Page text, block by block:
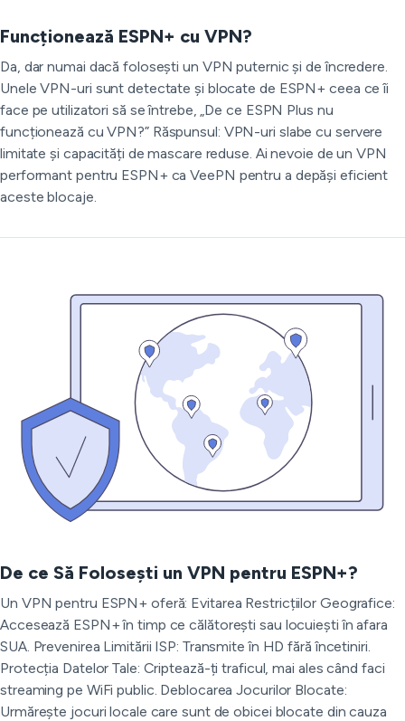
Funcționează ESPN+ cu VPN?
Da, dar numai dacă folosești un VPN puternic și de încredere.
Unele VPN-uri sunt detectate și blocate de ESPN+ ceea ce îi
face pe utilizatori să se întrebe, „De ce ESPN Plus nu
funcționează cu VPN?” Răspunsul: VPN-uri slabe cu servere
limitate și capacități de mascare reduse. Ai nevoie de un VPN
performant pentru ESPN+ ca VeePN pentru a depăși eficient
aceste blocaje.
De ce Să Folosești un VPN pentru ESPN+?
Un VPN pentru ESPN+ oferă: Evitarea Restricțiilor Geografice:
Accesează ESPN+ în timp ce călătorești sau locuiești în afara
SUA. Prevenirea Limitării ISP: Transmite în HD fără încetiniri.
Protecția Datelor Tale: Criptează-ți traficul, mai ales când faci
streaming pe WiFi public. Deblocarea Jocurilor Blocate:
Urmărește jocuri locale care sunt de obicei blocate din cauza